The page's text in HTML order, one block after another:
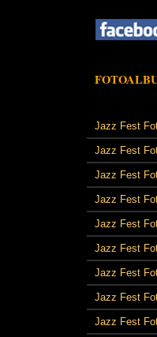
Jazz Fest
Jazz Fest
Jazz Fest
Jazz Fest
Jazz Fest
Jazz Fest
Jazz Fest
Jazz Fest
Jazz Fest